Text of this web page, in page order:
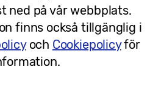
ned på vår webbplats.
finns också tillgänglig i
och Cookiepolicyför